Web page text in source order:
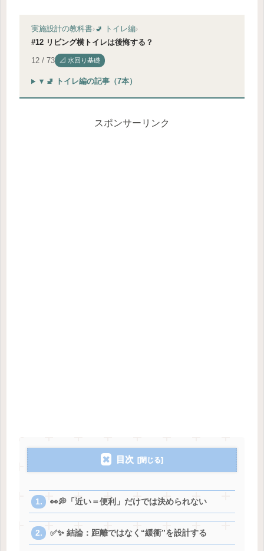
実施設計の教科書›🚽 トイレ編›
#12 リビング横トイレは後悔する？
12 / 73 📐 水回り基礎
▾ 🚽 トイレ編の記事（7本）
スポンサーリンク
目次
👀💭「近い＝便利」だけでは決められない
✅✨ 結論：距離ではなく“緩衝”を設計する